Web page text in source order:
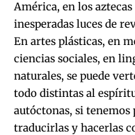
América, en los
inesperadas luces de
En artes plásticas, en
ciencias sociales, en
naturales, se puede
todo distintas al
autóctonas, si tenemos
traducirlas y hacerlas